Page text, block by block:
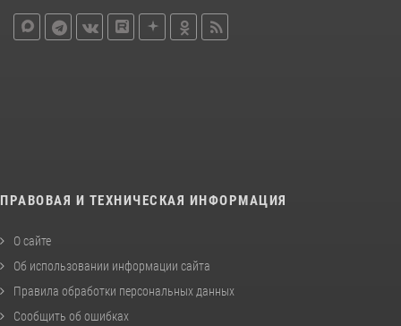
ПРАВОВАЯ И ТЕХНИЧЕСКАЯ ИНФОРМАЦИЯ
О сайте
Об использовании информации сайта
Правила обработки персональных данных
Сообщить об ошибках